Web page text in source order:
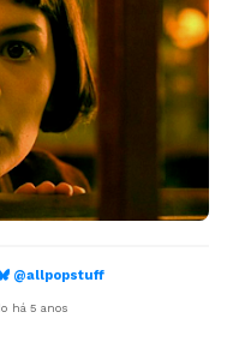
@allpopstuff
há 5 anos